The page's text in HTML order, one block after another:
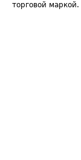
торговой маркой.